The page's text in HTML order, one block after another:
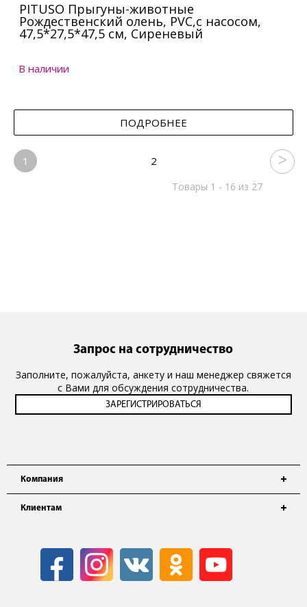
PITUSO Прыгуны-животные
Рождественский олень, PVC,с насосом,
47,5*27,5*47,5 см, Сиреневый
В наличии
ПОДРОБНЕЕ
1 2
Товары 1 - 16 из 27
Компания
Клиентам
Запрос на сотрудничество
Заполните, пожалуйста, анкету и наш менеджер свяжется
с Вами для обсуждения сотрудничества.